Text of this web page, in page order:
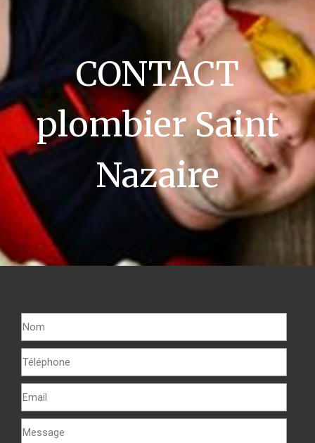
CONTACT
plombier Saint
Nazaire